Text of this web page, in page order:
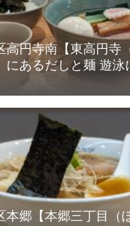
高円寺南【東高円寺
にあるだしと麺 遊泳
本郷【本郷三丁目（